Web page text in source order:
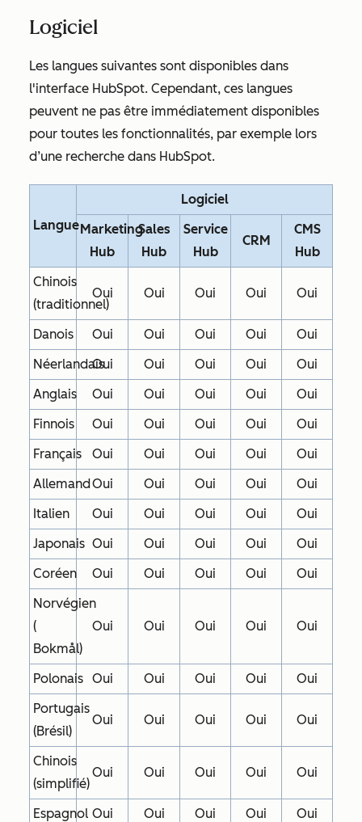
Logiciel
Les langues suivantes sont disponibles dans
l'interface HubSpot. Cependant, ces langues
peuvent ne pas être immédiatement disponibles
pour toutes les fonctionnalités, par exemple lors
d’une recherche dans HubSpot.
Langue
Logiciel
Marketing
Hub
Sales
Hub
Service
Hub
CRM
CMS
Hub
Chinois
(traditionnel)
Oui Oui Oui Oui Oui
Danois Oui Oui Oui Oui
Oui
Néerlandais
Oui Oui Oui Oui
Oui
Anglais
Oui Oui Oui Oui
Oui
Finnois
Oui Oui Oui Oui
Oui
Français
Oui Oui Oui Oui
Oui
AllemandOui Oui Oui Oui
Oui
Italien
Oui Oui Oui Oui
Oui
Japonais Oui Oui Oui Oui
Oui
Coréen
Oui Oui Oui Oui
Oui
Norvégien
(
Bokmål)
Oui Oui Oui Oui Oui
Polonais Oui Oui Oui Oui
Oui
Portugais
(Brésil)
Oui Oui Oui Oui Oui
Chinois
(simplifié)
Oui Oui Oui Oui Oui
Espagnol Oui Oui Oui Oui
Oui